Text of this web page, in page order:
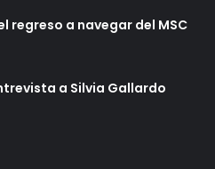
regreso a navegar del MSC
a Silvia Gallardo